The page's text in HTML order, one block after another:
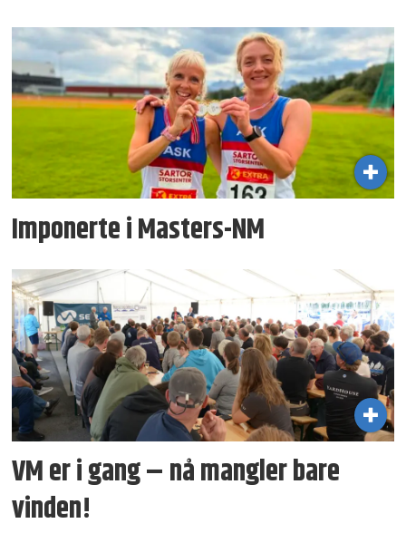
Imponerte i Masters-NM
VM er i gang – nå mangler bare
vinden!